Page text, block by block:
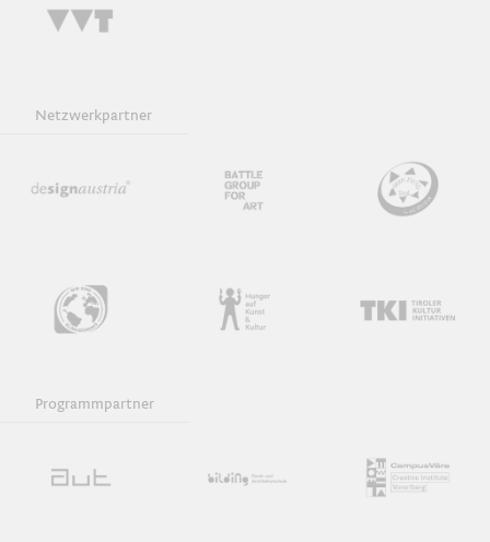
Netzwerkpartner
Programmpartner